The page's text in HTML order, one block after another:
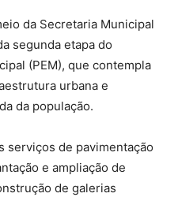
da Secretaria Municipal
segunda etapa do
(PEM), que contempla
urbana e
da população.
serviços de pavimentação
e ampliação de
de galerias